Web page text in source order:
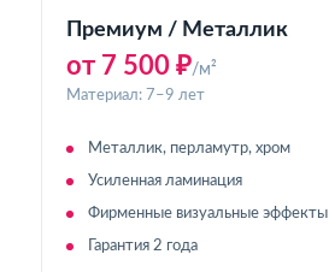
Премиум / Металлик
от 7 500 ₽/м²
Материал: 7–9 лет
Металлик, перламутр, хром
Усиленная ламинация
Фирменные визуальные эффекты
Гарантия 2 года